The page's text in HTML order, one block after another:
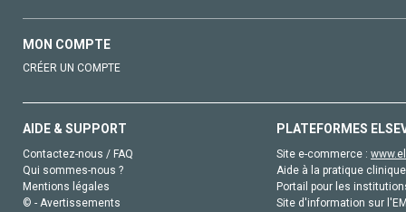
MON COMPTE
CRÉER UN COMPTE
AIDE & SUPPORT
Contactez-nous / FAQ
Qui sommes-nous ?
Mentions légales
© - Avertissements
PLATEFORMES
Site e-commerce :
Aide à la pratique
Portail pour les
Site d'information sur